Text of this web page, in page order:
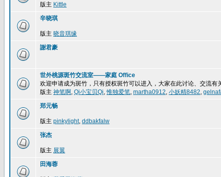
版主 Kittle
辛晓琪
版主 晓音琪缘
謝君豪
世外桃源斑竹交流室——家庭 Office
欢迎申请成为斑竹，只有授权斑竹可以进入，大家在此讨论、交流有
版主 神笔啊, Qi小宝贝Qi,惟独爱笔, martha0912, 小妖精8482,
郑元畅
版主 pinkylight, ddbakfalw
张杰
版主 展翼
田海蓉